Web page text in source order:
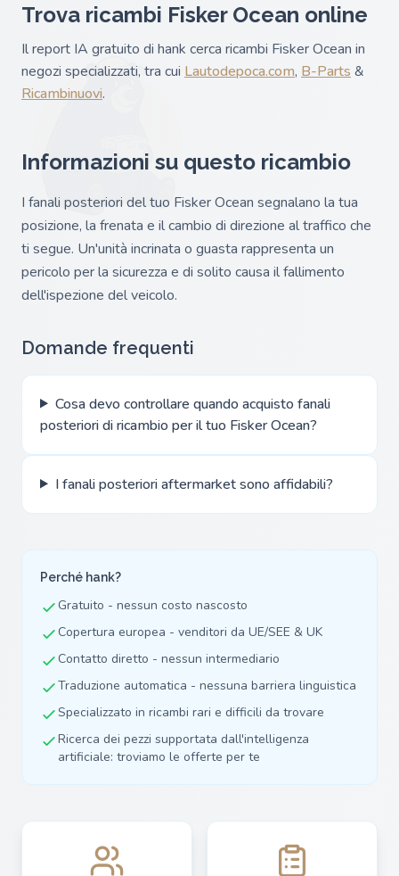
Trova ricambi Fisker Ocean online
Il report IA gratuito di hank cerca ricambi Fisker Ocean in
negozi specializzati, tra cui Lautodepoca.com, B-Parts &
Ricambinuovi.
Informazioni su questo ricambio
I fanali posteriori del tuo Fisker Ocean segnalano la tua
posizione, la frenata e il cambio di direzione al traffico che
ti segue. Un'unità incrinata o guasta rappresenta un
pericolo per la sicurezza e di solito causa il fallimento
dell'ispezione del veicolo.
Domande frequenti
Cosa devo controllare quando acquisto fanali
posteriori di ricambio per il tuo Fisker Ocean?
I fanali posteriori aftermarket sono affidabili?
Perché hank?
Gratuito - nessun costo nascosto
Copertura europea - venditori da UE/SEE & UK
Contatto diretto - nessun intermediario
Traduzione automatica - nessuna barriera linguistica
Specializzato in ricambi rari e difficili da trovare
Ricerca dei pezzi supportata dall'intelligenza
artificiale: troviamo le offerte per te